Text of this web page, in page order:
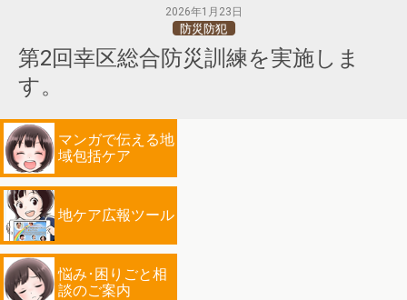
2026年1月23日
防災防犯
第2回幸区総合防災訓練を実施しま
す。
マンガで伝える地
域包括ケア
地ケア広報ツール
悩み･困りごと相
談のご案内